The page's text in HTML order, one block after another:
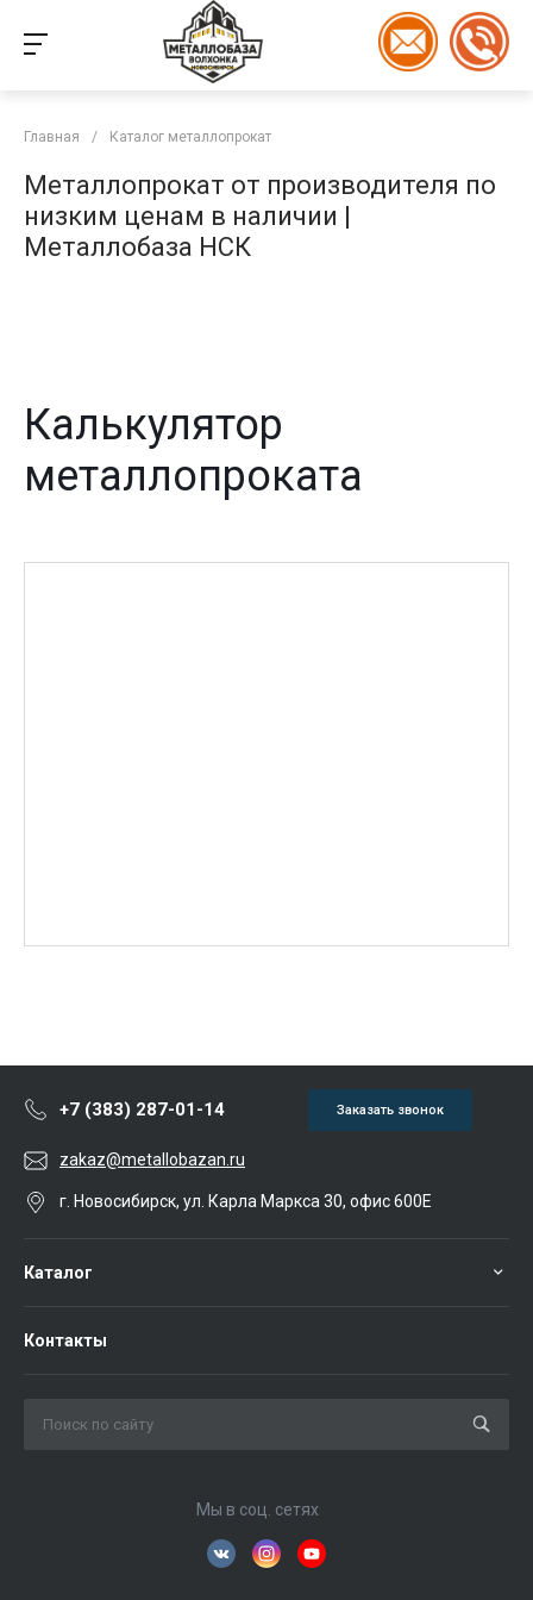
Главная / Каталог металлопрокат
Металлопрокат от производителя по
низким ценам в наличии |
Металлобаза НСК
Калькулятор
металлопроката
+7 (383) 287-01-14 Заказать звонок
zakaz@metallobazan.ru
г. Новосибирск, ул. Карла Маркса 30, офис 600Е
Каталог
Контакты
Мы в соц. сетях